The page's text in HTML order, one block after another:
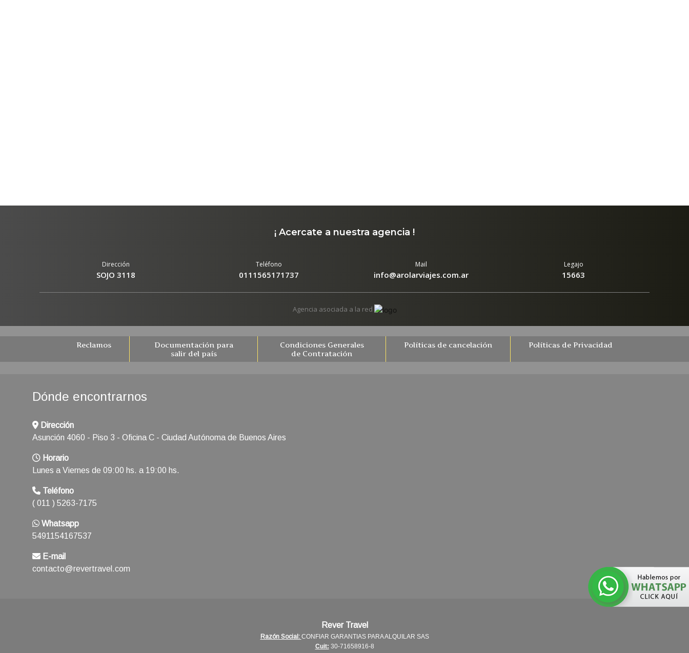
Reclamos
Documentación para
salir del país
Condiciones Generales
de Contratación
Políticas de cancelación Políticas de Privacidad
Dónde encontrarnos
Dirección
Asunción 4060 - Piso 3 - Oficina C - Ciudad Autónoma de Buenos Aires
Horario
Lunes a Viernes de 09:00 hs. a 19:00 hs.
Teléfono
( 011 ) 5263-7175
Whatsapp
5491154167537
E-mail
contacto@revertravel.com
Rever Travel
Razón Social: CONFIAR GARANTIAS PARA ALQUILAR SAS
Cuit: 30-71658916-8